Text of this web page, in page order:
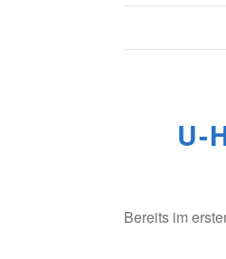
U-
Bereits im